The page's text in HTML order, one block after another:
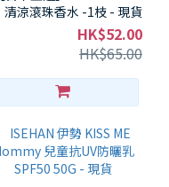
清涼滾珠香水 -1枝 - 現貨
HK$52.00
HK$65.00